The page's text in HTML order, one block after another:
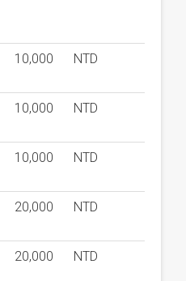
10,000 NTD
10,000 NTD
10,000 NTD
20,000 NTD
20,000 NTD